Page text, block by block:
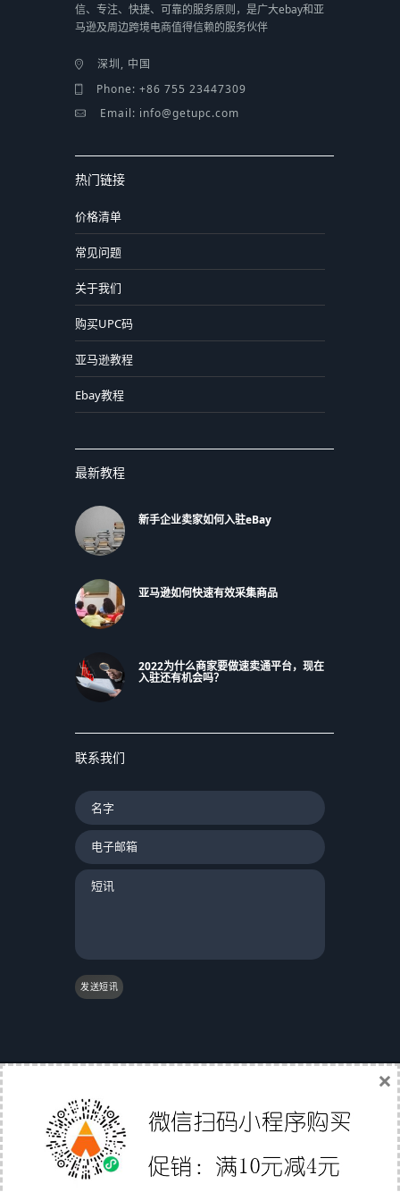
信、专注、快捷、可靠的服务原则，是广大ebay和亚
马逊及周边跨境电商值得信赖的服务伙伴
深圳, 中国
Phone: +86 755 23447309
Email: info@getupc.com
热门链接
价格清单
常见问题
关于我们
购买UPC码
亚马逊教程
Ebay教程
最新教程
新手企业卖家如何入驻eBay
亚马逊如何快速有效采集商品
2022为什么商家要做速卖通平台，现在
入驻还有机会吗？
联系我们
发送短讯
导航|中国家具网
|
Affiliate Directory|外贸直通职
深圳市易派智能科技有限公司
© 2012-2020 版权所有 备
×